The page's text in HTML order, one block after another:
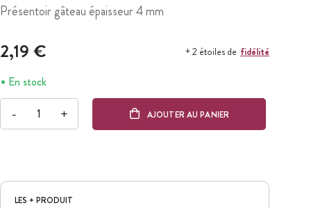
Présentoir gâteau épaisseur 4 mm
2,19 € + 2 étoiles de fidélité
En stock
- + AJOUTER AU PANIER
LES + PRODUIT